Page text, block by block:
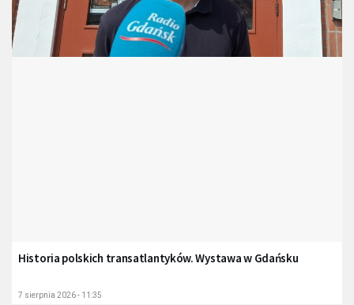
Historia polskich transatlantyków. Wystawa w Gdańsku
7 sierpnia 2026 - 11:35